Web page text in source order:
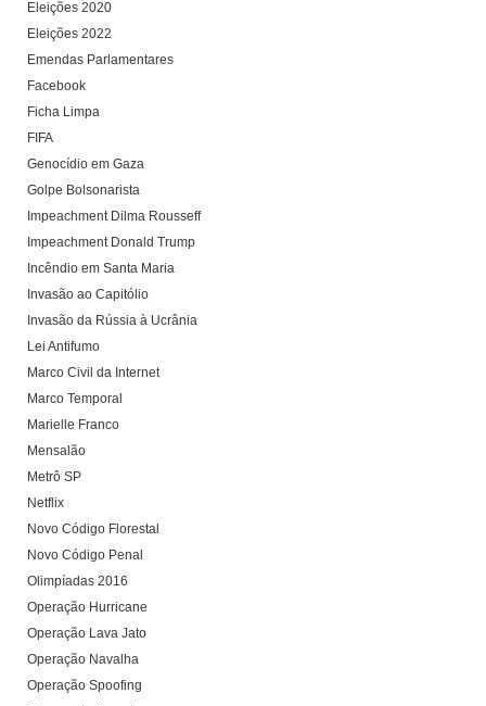
Eleições 2020
Eleições 2022
Emendas Parlamentares
Facebook
Ficha Limpa
FIFA
Genocídio em Gaza
Golpe Bolsonarista
Impeachment Dilma Rousseff
Impeachment Donald Trump
Incêndio em Santa Maria
Invasão ao Capitólio
Invasão da Rússia à Ucrânia
Lei Antifumo
Marco Civil da Internet
Marco Temporal
Marielle Franco
Mensalão
Metrô SP
Netflix
Novo Código Florestal
Novo Código Penal
Olimpíadas 2016
Operação Hurricane
Operação Lava Jato
Operação Navalha
Operação Spoofing